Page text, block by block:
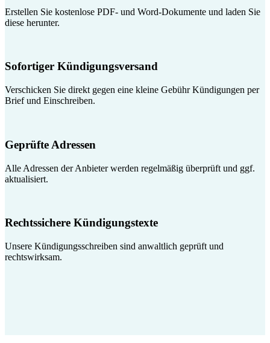
Erstellen Sie kostenlose PDF- und Word-Dokumente und laden Sie
diese herunter.
Sofortiger Kündigungsversand
Verschicken Sie direkt gegen eine kleine Gebühr Kündigungen per
Brief und Einschreiben.
Geprüfte Adressen
Alle Adressen der Anbieter werden regelmäßig überprüft und ggf.
aktualisiert.
Rechtssichere Kündigungstexte
Unsere Kündigungsschreiben sind anwaltlich geprüft und
rechtswirksam.